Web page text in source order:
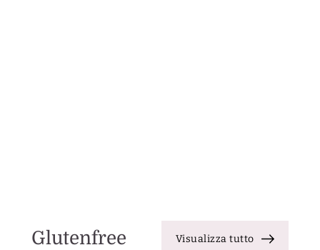
Glutenfree Visualizza tutto